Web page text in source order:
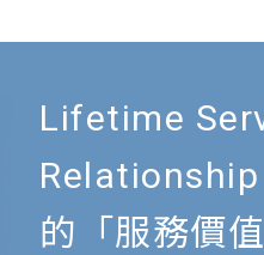
Lifetime
的「服務價